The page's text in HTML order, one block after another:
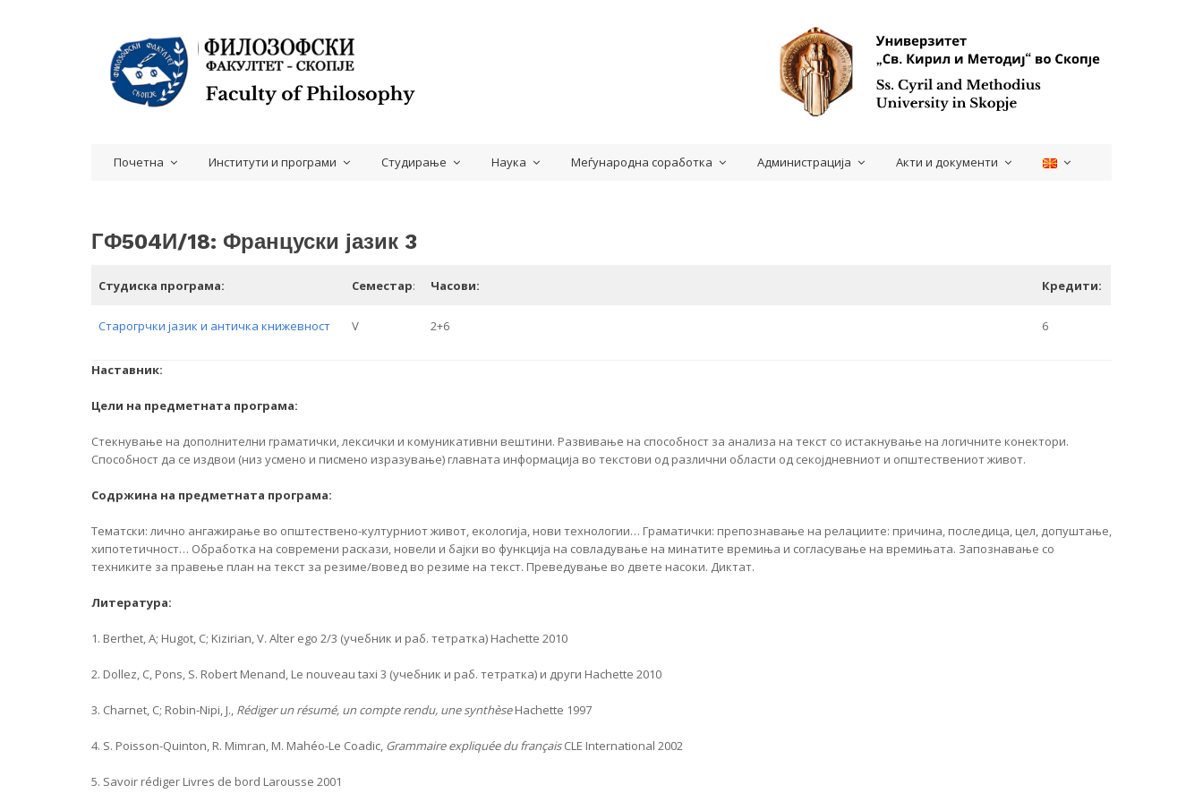
Почетна Институти и програми Студирање Наука Меѓународна соработка Администрација Акти и документи
ГФ504И/18: Француски јазик 3
Студиска програма: Семестар: Часови: Кредити:
Старогрчки јазик и античка книжевност V 2+6 6
Наставник:
Цели на предметната програма:
Стекнување на дополнителни граматички, лексички и комуникативни вештини. Развивање на способност за анализа на текст со истакнување на логичните конектори.
Способност да се издвои (низ усмено и писмено изразување) главната информација во текстови од различни области од секојдневниот и општествениот живот.
Содржина на предметната програма:
Тематски: лично ангажирање во општествено-културниот живот, екологија, нови технологии… Граматички: препознавање на релациите: причина, последица, цел, допуштање,
хипотетичност… Обработка на современи раскази, новели и бајки во функција на совладување на минатите времиња и согласување на времињата. Запознавање со
техниките за правење план на текст за резиме/вовед во резиме на текст. Преведување во двете насоки. Диктат.
Литература:
1. Berthet, A; Hugot, C; Kizirian, V. Alter ego 2/3 (учебник и раб. тетратка) Hachette 2010
2. Dollez, C, Pons, S. Robert Menand, Le nouveau taxi 3 (учебник и раб. тетратка) и други Hachette 2010
3. Charnet, C; Robin-Nipi, J., Rédiger un résumé, un compte rendu, une synthèseHachette 1997
4. S. Poisson-Quinton, R. Mimran, M. Mahéo-Le Coadic, Grammaire expliquée du françaisCLE International 2002
5. Savoir rédiger Livres de bord Larousse 2001